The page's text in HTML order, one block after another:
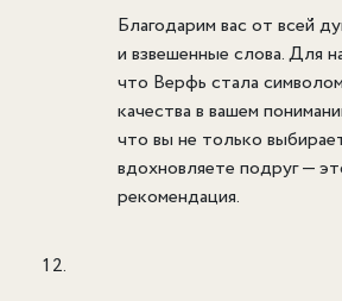
Благодарим вас от всей
и взвешенные слова. Для
что Верфь стала
качества в вашем
что вы не только
вдохновляете подруг —
рекомендация.